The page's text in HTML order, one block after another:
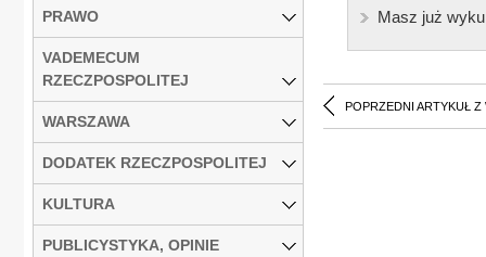
Masz już
POPRZEDNI ARTYKUŁ Z
PRAWO
VADEMECUM
RZECZPOSPOLITEJ
WARSZAWA
DODATEK RZECZPOSPOLITEJ
KULTURA
PUBLICYSTYKA, OPINIE